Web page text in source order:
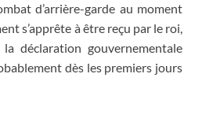
d’arrière-garde au moment
s’apprête à être reçu par le roi,
déclaration gouvernementale
dès les premiers jours